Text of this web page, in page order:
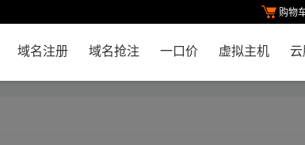
购物
域名注册 域名抢注 一口价 虚拟主机